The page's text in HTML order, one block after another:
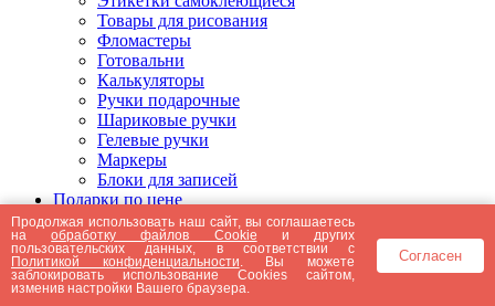
Товары для рисования
Фломастеры
Готовальни
Калькуляторы
Ручки подарочные
Шариковые ручки
Гелевые ручки
Маркеры
Блоки для записей
Подарки по цене
Подарки от 5000 рублей
Подарки до 5000 рублей
Подарки до 3000 рублей
Подарки до 2000 рублей
Подарки до 1000 рублей
Продолжая использовать наш сайт, вы соглашаетесь
наобработку файлов Cookie и других
пользовательских данных, в соответствии с
Политикой конфиденциальности . Вы можете
заблокировать использование Cookies сайтом,
изменив настройки Вашего браузера.
Согласен